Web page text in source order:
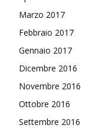
Marzo 2017
Febbraio 2017
Gennaio 2017
Dicembre 2016
Novembre 2016
Ottobre 2016
Settembre 2016